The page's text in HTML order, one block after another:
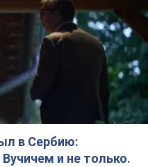
в Сербию:
и не только.